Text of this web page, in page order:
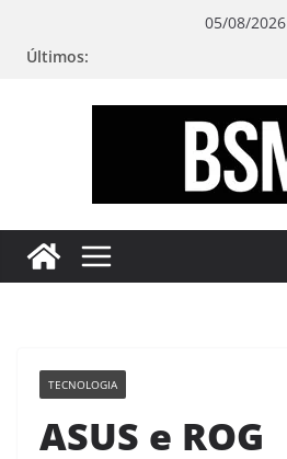
05/08/2026
Últimos:
sua
Mente
TECNOLOGIA
ASUS e ROG